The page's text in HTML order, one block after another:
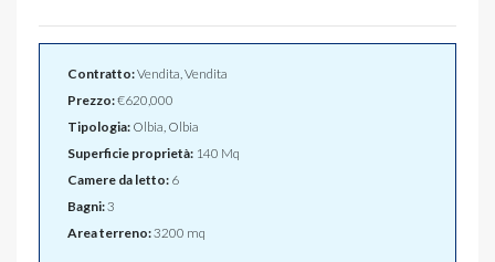
Contratto:Vendita, Vendita
Prezzo:€620,000
Tipologia: Olbia, Olbia
Superficie proprietà: 140 Mq
Camere da letto: 6
Bagni:3
Area terreno:3200 mq